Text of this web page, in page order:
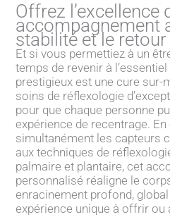
Offrez l’excellence
accompagnement
stabilité et le retour
Et si vous permettiez à un
temps de revenir à
prestigieux est une cure sur-
soins de réflexologie
pour que chaque personne
expérience de recentrage.
simultanément les capteurs
aux techniques de
palmaire et plantaire, cet
personnalisé réaligne le
enracinement profond,
expérience unique à offrir ou